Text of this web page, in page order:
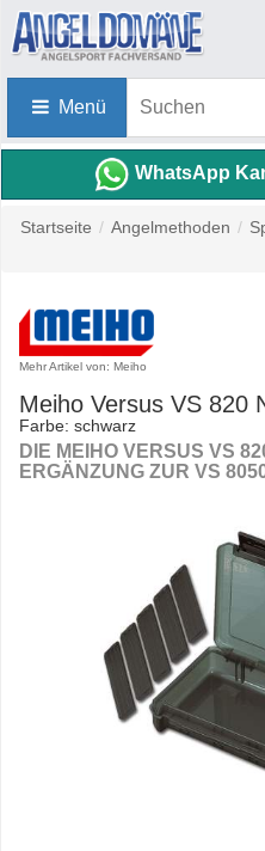
Menü
WhatsApp
Startseite / Angelmethoden /
Mehr Artikel von: Meiho
Meiho Versus VS 820
Farbe: schwarz
DIE MEIHO VERSUS VS
ERGÄNZUNG ZUR VS